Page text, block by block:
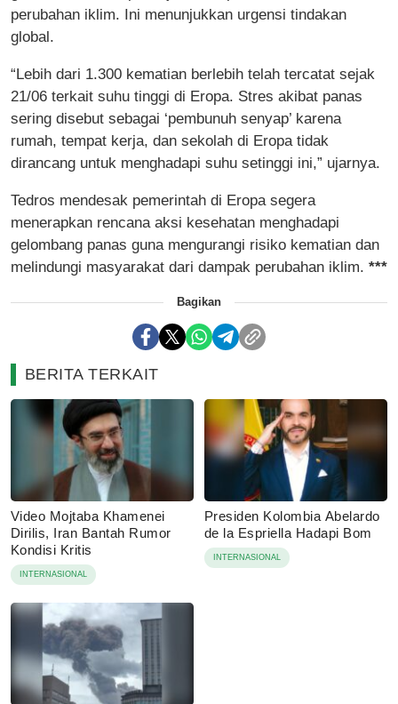
perubahan iklim. Ini menunjukkan urgensi tindakan
global.
“Lebih dari 1.300 kematian berlebih telah tercatat sejak
21/06 terkait suhu tinggi di Eropa. Stres akibat panas
sering disebut sebagai ‘pembunuh senyap’ karena
rumah, tempat kerja, dan sekolah di Eropa tidak
dirancang untuk menghadapi suhu setinggi ini,” ujarnya.
Tedros mendesak pemerintah di Eropa segera
menerapkan rencana aksi kesehatan menghadapi
gelombang panas guna mengurangi risiko kematian dan
melindungi masyarakat dari dampak perubahan iklim. ***
Bagikan
BERITA TERKAIT
Video Mojtaba Khamenei
Dirilis, Iran Bantah Rumor
Kondisi Kritis
INTERNASIONAL
Presiden Kolombia Abelardo
de la Espriella Hadapi Bom
INTERNASIONAL